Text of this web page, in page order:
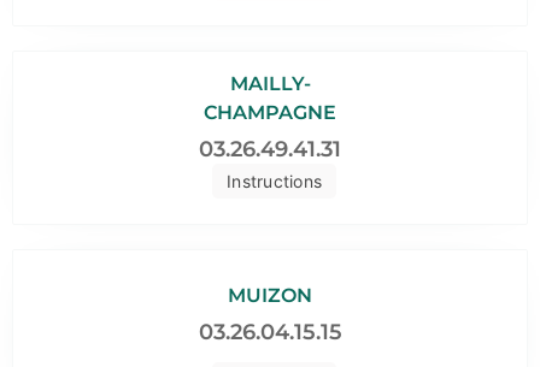
Instructions
MAILLY-
CHAMPAGNE
03.26.49.41.31
MUIZON
03.26.04.15.15